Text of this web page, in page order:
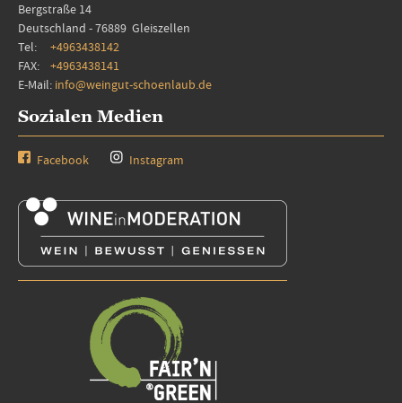
Bergstraße 14
Deutschland - 76889 Gleiszellen
Tel: +4963438142
FAX: +4963438141
E-Mail: info@weingut-schoenlaub.de
Sozialen Medien
Facebook Instagram